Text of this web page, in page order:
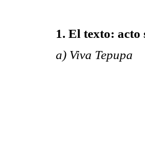
1. El texto:
a) Viva Tepupa